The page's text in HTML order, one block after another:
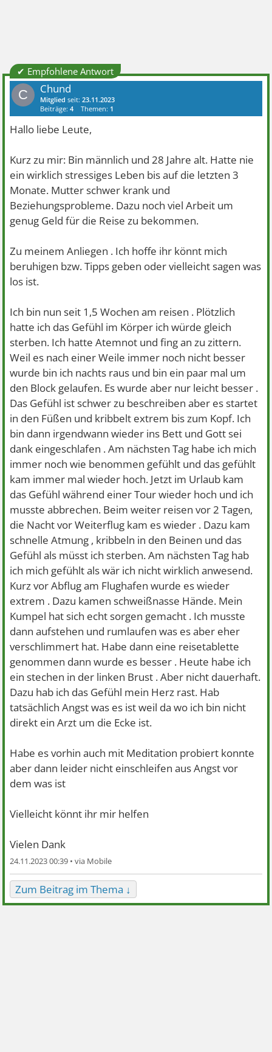
✔ Empfohlene Antwort
C Chund
Mitglied seit:23.11.2023
Beiträge:4 Themen: 1
Hallo liebe Leute,
Kurz zu mir: Bin männlich und 28 Jahre alt. Hatte nie
ein wirklich stressiges Leben bis auf die letzten 3
Monate. Mutter schwer krank und
Beziehungsprobleme. Dazu noch viel Arbeit um
genug Geld für die Reise zu bekommen.
Zu meinem Anliegen . Ich hoffe ihr könnt mich
beruhigen bzw. Tipps geben oder vielleicht sagen was
los ist.
Ich bin nun seit 1,5 Wochen am reisen . Plötzlich
hatte ich das Gefühl im Körper ich würde gleich
sterben. Ich hatte Atemnot und fing an zu zittern.
Weil es nach einer Weile immer noch nicht besser
wurde bin ich nachts raus und bin ein paar mal um
den Block gelaufen. Es wurde aber nur leicht besser .
Das Gefühl ist schwer zu beschreiben aber es startet
in den Füßen und kribbelt extrem bis zum Kopf. Ich
bin dann irgendwann wieder ins Bett und Gott sei
dank eingeschlafen . Am nächsten Tag habe ich mich
immer noch wie benommen gefühlt und das gefühlt
kam immer mal wieder hoch. Jetzt im Urlaub kam
das Gefühl während einer Tour wieder hoch und ich
musste abbrechen. Beim weiter reisen vor 2 Tagen,
die Nacht vor Weiterflug kam es wieder . Dazu kam
schnelle Atmung , kribbeln in den Beinen und das
Gefühl als müsst ich sterben. Am nächsten Tag hab
ich mich gefühlt als wär ich nicht wirklich anwesend.
Kurz vor Abflug am Flughafen wurde es wieder
extrem . Dazu kamen schweißnasse Hände. Mein
Kumpel hat sich echt sorgen gemacht . Ich musste
dann aufstehen und rumlaufen was es aber eher
verschlimmert hat. Habe dann eine reisetablette
genommen dann wurde es besser . Heute habe ich
ein stechen in der linken Brust . Aber nicht dauerhaft.
Dazu hab ich das Gefühl mein Herz rast. Hab
tatsächlich Angst was es ist weil da wo ich bin nicht
direkt ein Arzt um die Ecke ist.
Habe es vorhin auch mit Meditation probiert konnte
aber dann leider nicht einschleifen aus Angst vor
dem was ist
Vielleicht könnt ihr mir helfen
Vielen Dank
24.11.2023 00:39 •
Zum Beitrag im Thema ↓